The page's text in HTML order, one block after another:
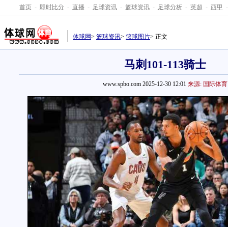
首页 - 即时比分 - 直播 - 足球资讯 - 篮球资讯 - 足球分析 - 英超 - 西甲 -
体球网> 篮球资讯> 篮球图片> 正文
马刺101-113骑士
www.spbo.com 2025-12-30 12:01 来源: 国际体育